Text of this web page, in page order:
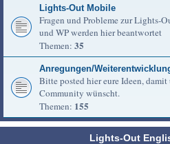
Lights-Out Mobile
Fragen und Probleme zur Lights-
und WP werden hier beantwortet
Themen: 35
Anregungen/
Bitte posted hier eure Ideen,
Community wünscht.
Themen: 155
Lights-Out